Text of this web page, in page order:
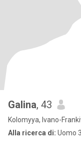
Galina, 43
Kolomyya, Ivano-
Alla ricerca di: Uomo